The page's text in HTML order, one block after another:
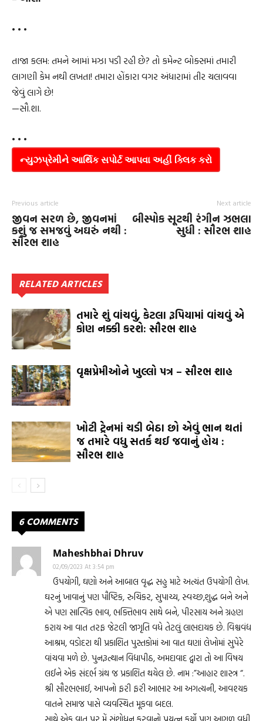
• • •
તાજા કલમ: તમને આમાં મઝા પડી રહી છે? તો કમેન્ટ બોક્સમાં તમારી
લાગણી કેમ નથી લખતા! તમારા હોંકારા વગર અંધારામાં તીર ચલાવવા
જેવું લાગે છે!
—સૌ.શા.
• • •
ન્યુઝપ્રેમીને આર્થિક સપોર્ટ આપવા અહીં ક્લિક કરો
Previous article
જીવન સરળ છે, જીવનમાં
કશું જ સમજવું અઘરું નથી :
સૌરભ શાહ
Next article
બીસ્પોક સૂટથી રંગીન ઝભલા
સુધી : સૌરભ શાહ
RELATED ARTICLES
તમારે શું વાંચવું, કેટલા રૂપિયામાં વાંચવું એ
કોણ નક્કી કરશે: સૌરભ શાહ
વૃક્ષપ્રેમીઓને ખુલ્લો પત્ર – સૌરભ શાહ
ખોટી ટ્રેનમાં ચડી બેઠા છો એવું ભાન થતાં
જ તમારે વધુ સતર્ક થઈ જવાનું હોય :
સૌરભ શાહ
6 COMMENTS
Maheshbhai Dhruv
02/09/2023 At 3:54 pm
ઉપયોગી, ઘણો અને આબાલ વૃદ્ધ સહુ માટે અત્યંત ઉપયોગી લેખ.
ઘરનું ખાવાનું પણ પૌષ્ટિક, રુચિકર, સુપાચ્ય, સ્વચ્છ,શુદ્ધ બને અને
એ પણ સાત્વિક ભાવ, ભક્તિભાવ સાથે બને, પીરસાય અને ગ્રહણ
કરાય આ વાત તરફ જેટલી જાગૃતિ વધે તેટલું લાભદાયક છે. વિશ્વવંદ્ય
આશ્રમ, વડોદરા થી પ્રકાશિત પુસ્તકોમાં આ વાત ઘણાં લેખોમાં સુપેરે
વાંચવા મળે છે. પુનરૂત્થાન વિદ્યાપીઠ, અમદાવાદ દ્વારા તો આ વિષય
લઈને એક સંદર્ભ ગ્રંથ જ પ્રકાશિત થયેલ છે. નામ :”આહાર શાસ્ત્ર “.
શ્રી સૌરભભાઈ, આપનો ફરી ફરી આભાર આ અગત્યની, આવશ્યક
વાતને સમાજ પાસે વ્યવસ્થિત મૂકવા બદલ.